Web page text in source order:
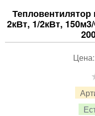
Тепловентилятор
2кВт, 1/2кВт,
Цена: